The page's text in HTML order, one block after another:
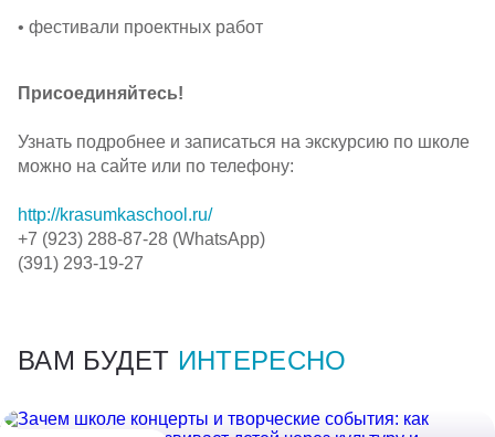
• фестивали проектных работ
Присоединяйтесь!
Узнать подробнее и записаться на экскурсию по школе
можно на сайте или по телефону:
http://krasumkaschool.ru/
+7 (923) 288-87-28 (WhatsApp)
(391) 293-19-27
ВАМ БУДЕТ ИНТЕРЕСНО